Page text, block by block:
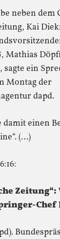
neben dem
Kai
Mathias
ein
Montag der
dapd.
damit einen
(…)
Chef